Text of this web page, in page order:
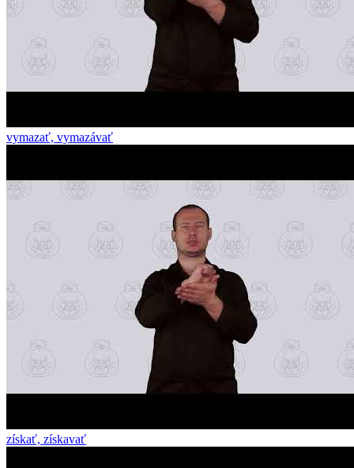
vymazať, vymazávať
získať, získavať